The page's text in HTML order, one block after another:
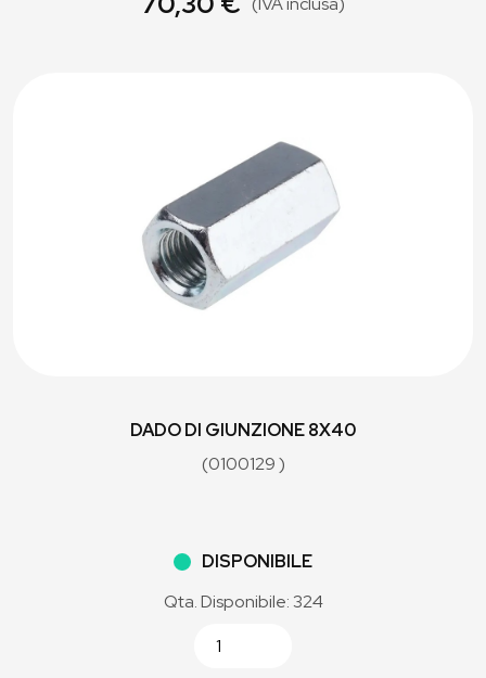
DADO DI GIUNZIONE 8X40
(0100129 )
DISPONIBILE
Qta. Disponibile: 324